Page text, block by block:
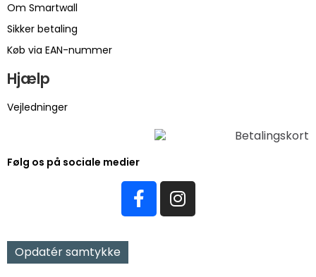
Om Smartwall
Sikker betaling
Køb via EAN-nummer
Hjælp
Vejledninger
Følg os på sociale medier
Opdatér samtykke